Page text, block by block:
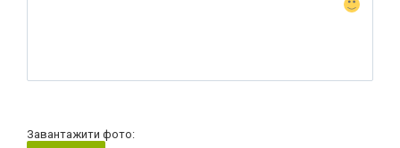
Завантажити фото: